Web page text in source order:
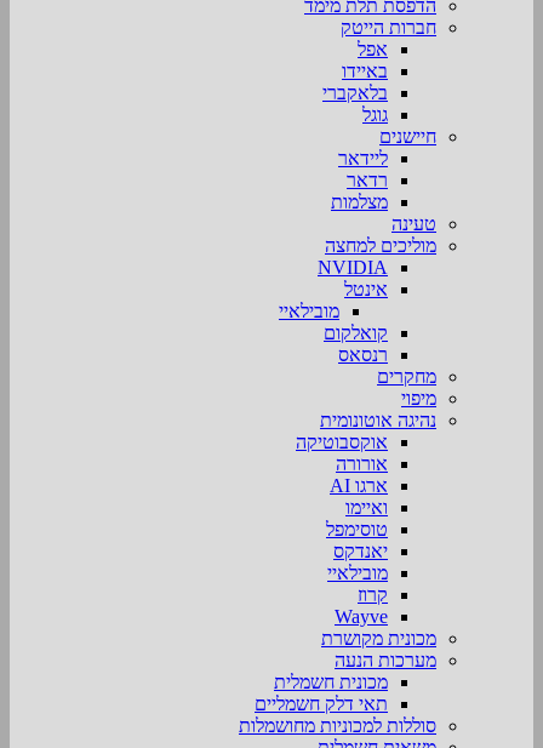
הדפסת תלת מימד
חברות הייטק
אפל
באיידו
בלאקברי
גוגל
חיישנים
ליידאר
רדאר
מצלמות
טעינה
מוליכים למחצה
NVIDIA
אינטל
מובילאיי
קואלקום
רנסאס
מחקרים
מיפוי
נהיגה אוטונומית
אוקסבוטיקה
אורורה
ארגו AI
ואיימו
טוסימפל
יאנדקס
מובילאיי
קרוז
Wayve
מכונית מקושרת
מערכות הנעה
מכונית חשמלית
תאי דלק חשמליים
סוללות למכוניות מחושמלות